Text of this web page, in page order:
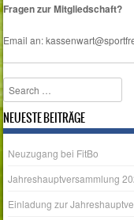
Fragen zur Mitgliedschaft?
Email an:
Search
NEUESTE BEITRÄGE
Neuzugang bei FitBo
Jahreshauptversammlung
Einladung zur